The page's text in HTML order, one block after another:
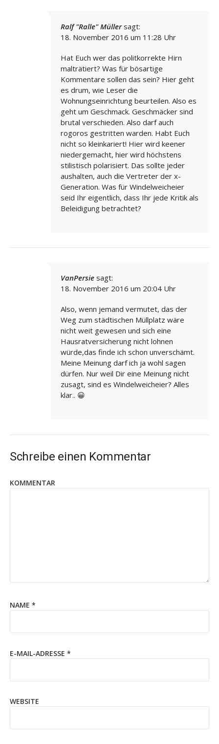
Ralf "Ralle" Müller sagt:
18. November 2016 um 11:28 Uhr
Hat Euch wer das politkorrekte Hirn
malträtiert? Was für bösartige
Kommentare sollen das sein? Hier geht
es drum, wie Leser die
Wohnungseinrichtung beurteilen. Also es
geht um Geschmack. Geschmäcker sind
brutal verschieden. Also darf auch
rogoros gestritten warden. Habt Euch
nicht so kleinkariert! Hier wird keener
niedergemacht, hier wird höchstens
stilistisch polarisiert. Das sollte jeder
aushalten, auch die Vertreter der x-
Generation. Was für Windelweicheier
seid Ihr eigentlich, dass Ihr jede Kritik als
Beleidigung betrachtet?
VanPersie sagt:
18. November 2016 um 20:04 Uhr
Also, wenn jemand vermutet, das der
Weg zum städtischen Müllplatz wäre
nicht weit gewesen und sich eine
Hausratversicherung nicht lohnen
würde,das finde ich schon unverschämt.
Meine Meinung darf ich ja wohl sagen
dürfen. Nur weil Dir eine Meinung nicht
zusagt, sind es Windelweicheier? Alles
klar.. 😀
Schreibe einen Kommentar
KOMMENTAR
NAME *
E-MAIL-ADRESSE *
WEBSITE